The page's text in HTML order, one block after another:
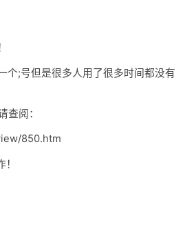
个;号但是很多人用了很多时间都没有
查阅：
850.htm